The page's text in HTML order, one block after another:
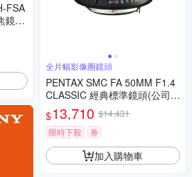
FSA
鏡頭
全片幅影像圈鏡頭
PENTAX SMC FA 50MM F1.4
CLASSIC 經典標準鏡頭(公司
貨)
$13,710 $14,431
限時下殺
券
加入購物車